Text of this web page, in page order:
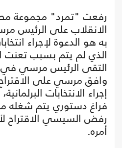
رفعت "تمرد" مجموعة
الانقلاب على الرئيس
به هو الدعوة لإجراء
الذي لم يتم بسبب
التقى الرئيس مرسي في
وافق مرسي على
إجراء الانتخابات
فراغ دستوري يتم شغله
رفض السيسي الاقتراح
أمره.